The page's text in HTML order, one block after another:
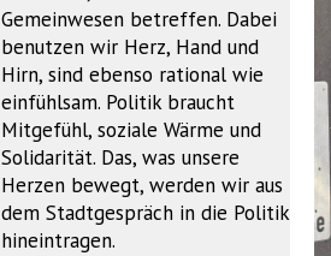
Gemeinwesen betreffen. Dabei
benutzen wir Herz, Hand und
Hirn, sind ebenso rational wie
einfühlsam. Politik braucht
Mitgefühl, soziale Wärme und
Solidarität. Das, was unsere
Herzen bewegt, werden wir aus
dem Stadtgespräch in die Politik
hineintragen.